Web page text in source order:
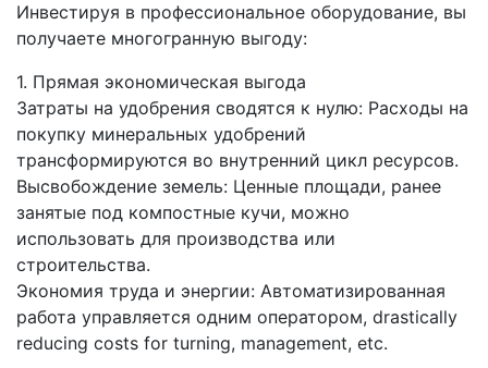
Инвестируя в профессиональное оборудование, вы
получаете многогранную выгоду:
1. Прямая экономическая выгода
Затраты на удобрения сводятся к нулю: Расходы на
покупку минеральных удобрений
трансформируются во внутренний цикл ресурсов.
Высвобождение земель: Ценные площади, ранее
занятые под компостные кучи, можно
использовать для производства или
строительства.
Экономия труда и энергии: Автоматизированная
работа управляется одним оператором, drastically
reducing costs for turning, management, etc.